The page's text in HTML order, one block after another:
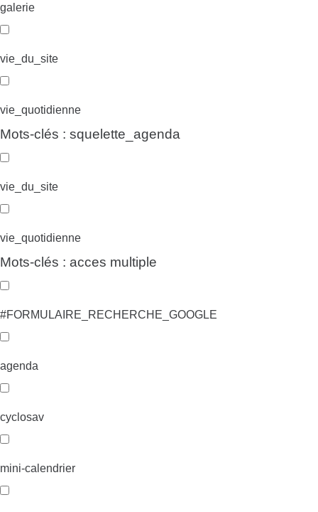
galerie
vie_du_site
vie_quotidienne
Mots-clés : squelette_agenda
vie_du_site
vie_quotidienne
Mots-clés : acces multiple
#FORMULAIRE_RECHERCHE_GOOGLE
agenda
cyclosav
mini-calendrier